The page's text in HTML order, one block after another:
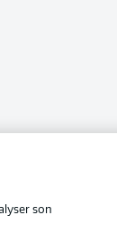
son